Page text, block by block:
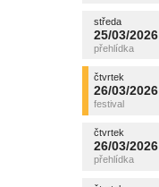
středa
25/03/2026
středa
25/03/2026
čtvrtek
26/03/2026
čtvrtek
26/03/2026
čtvrtek
26/03/2026
čtvrtek
26/03/2026